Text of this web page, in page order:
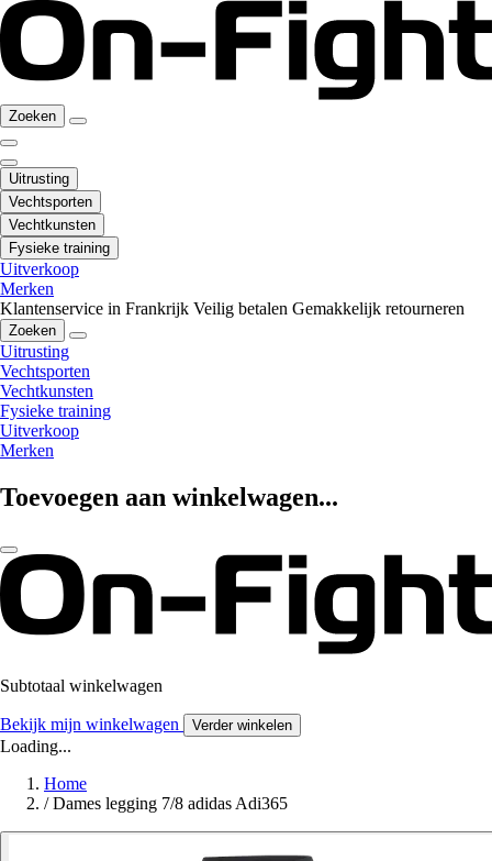
Zoeken
Uitrusting
Vechtsporten
Vechtkunsten
Fysieke training
Uitverkoop
Merken
Klantenservice in Frankrijk Veilig betalen Gemakkelijk retourneren
Zoeken
Uitrusting
Vechtsporten
Vechtkunsten
Fysieke training
Uitverkoop
Merken
Toevoegen aan winkelwagen...
Subtotaal winkelwagen
Bekijk mijn winkelwagen Verder winkelen
Loading...
Home
/ Dames legging 7/8 adidas Adi365